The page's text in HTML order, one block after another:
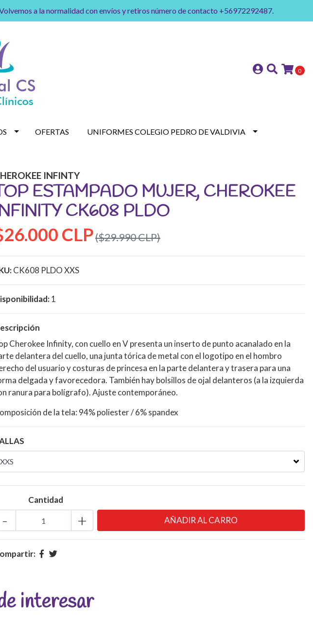
a la normalidad con envíos y retiros número de contacto +56972292487.
0
OFERTAS UNIFORMES COLEGIO PEDRO DE VALDIVIA
INFINTY
ESTAMPADO MUJER, CHEROKEE
CK608 PLDO
CLP($29.990 CLP)
CK608 PLDO XXS
1
Cherokee Infinity, con cuello en V presenta un inserto de punto acanalado en la
delantera del cuello, una junta tórica de metal con el logotipo en el hombro
del usuario y costuras de princesa en la parte delantera y trasera para una
delgada y favorecedora. También hay bolsillos de ojal delanteros (a la izquierda
ranura para bolígrafo). Ajuste contemporáneo.
de la tela: 94% poliester / 6% spandex
Cantidad
+
-
interesar